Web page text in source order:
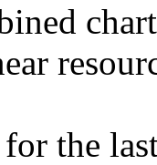
for the